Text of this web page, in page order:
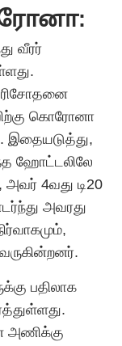
வீரர்
கொரோனா
இதையடுத்து,
ஹோட்டலிலே
4வது டி20
அவரது
பதிலாக
அணிக்கு